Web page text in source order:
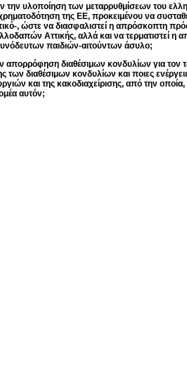
υλοποίηση των μεταρρυθμίσεων του
της ΕΕ, προκειμένου να
, ώστε να διασφαλιστεί η απρόσκοπτη
Αττικής, αλλά και να τερματιστεί η
παιδιών-αιτούντων άσυλο;
απορρόφηση διαθέσιμων κονδυλίων για τον
διαθέσιμων κονδυλίων και ποιες
και της κακοδιαχείρισης, από την οποία,
αυτόν;